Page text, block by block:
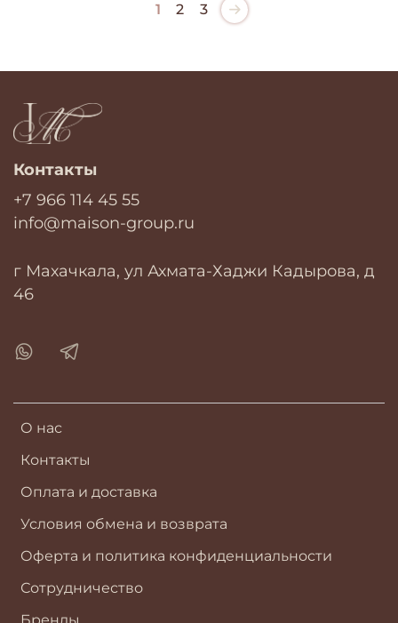
1 2 3
О нас
Контакты
Оплата и доставка
Условия обмена и возврата
Оферта и политика конфиденциальности
Сотрудничество
Бренды
Контакты
+7 966 114 45 55
info@maison-group.ru
г Махачкала, ул Ахмата-Хаджи Кадырова, д
46